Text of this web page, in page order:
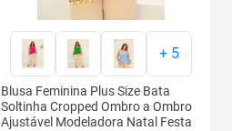
+ 5
Blusa Feminina Plus Size Bata
Soltinha Cropped Ombro a Ombro
Ajustável Modeladora Natal Festa